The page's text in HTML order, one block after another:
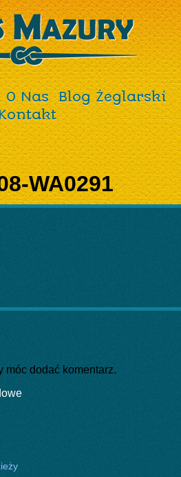
O Nas
Blog Żeglarski
WA0291
móc dodać komentarz.